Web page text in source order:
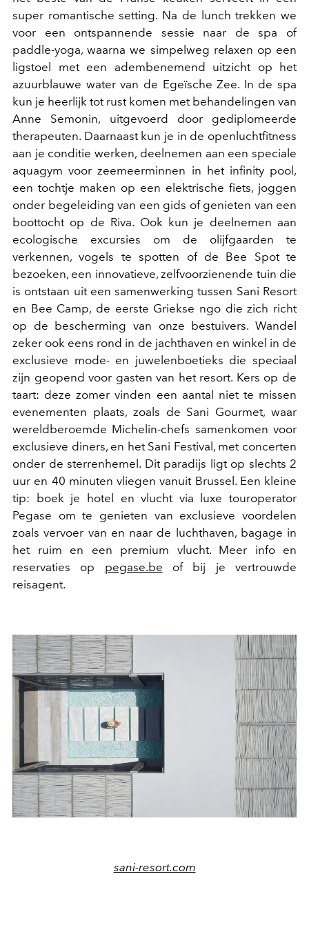
super romantische setting. Na de lunch trekken we
voor een ontspannende sessie naar de spa of
paddle-yoga, waarna we simpelweg relaxen op een
ligstoel met een adembenemend uitzicht op het
azuurblauwe water van de Egeïsche Zee. In de spa
kun je heerlijk tot rust komen met behandelingen van
Anne Semonin, uitgevoerd door gediplomeerde
therapeuten. Daarnaast kun je in de openluchtfitness
aan je conditie werken, deelnemen aan een speciale
aquagym voor zeemeerminnen in het infinity pool,
een tochtje maken op een elektrische fiets, joggen
onder begeleiding van een gids of genieten van een
boottocht op de Riva. Ook kun je deelnemen aan
ecologische excursies om de olijfgaarden te
verkennen, vogels te spotten of de Bee Spot te
bezoeken, een innovatieve, zelfvoorzienende tuin die
is ontstaan uit een samenwerking tussen Sani Resort
en Bee Camp, de eerste Griekse ngo die zich richt
op de bescherming van onze bestuivers. Wandel
zeker ook eens rond in de jachthaven en winkel in de
exclusieve mode- en juwelenboetieks die speciaal
zijn geopend voor gasten van het resort. Kers op de
taart: deze zomer vinden een aantal niet te missen
evenementen plaats, zoals de Sani Gourmet, waar
wereldberoemde Michelin-chefs samenkomen voor
exclusieve diners, en het Sani Festival, met concerten
onder de sterrenhemel. Dit paradijs ligt op slechts 2
uur en 40 minuten vliegen vanuit Brussel. Een kleine
tip: boek je hotel en vlucht via luxe touroperator
Pegase om te genieten van exclusieve voordelen
zoals vervoer van en naar de luchthaven, bagage in
het ruim en een premium vlucht. Meer info en
reservaties op pegase.be of bij je vertrouwde
reisagent.
sani-resort.com